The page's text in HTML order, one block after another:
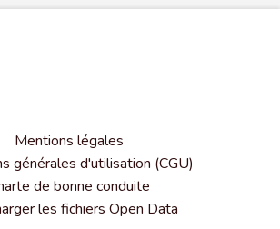
Mentions légales
générales d'utilisation (CGU)
de bonne conduite
les fichiers Open Data